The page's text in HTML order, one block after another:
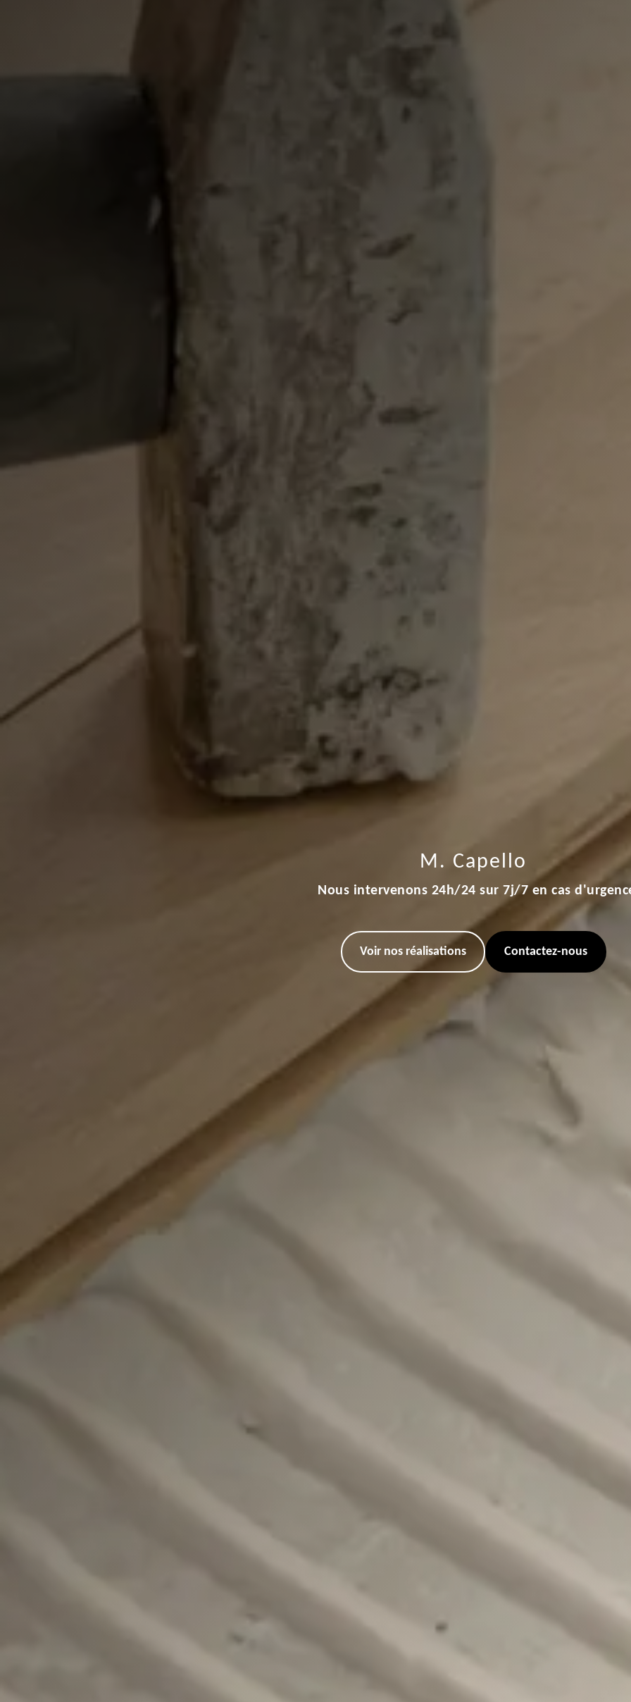
M. Capello
Nous intervenons 24h/24 sur 7j/7 en cas
Voir nos réalisations Contactez-nous